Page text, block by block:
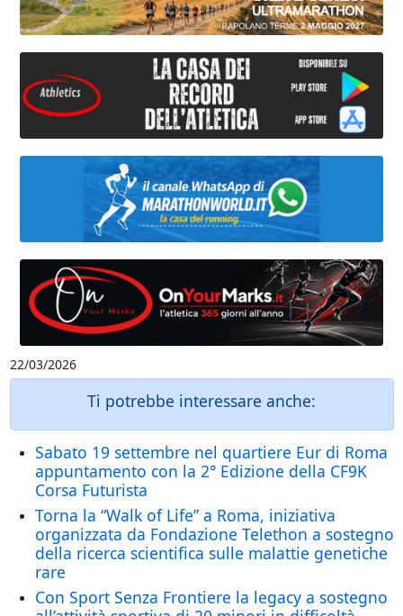
22/03/2026
Ti potrebbe interessare anche:
Sabato 19 settembre nel quartiere Eur di Roma
appuntamento con la 2° Edizione della CF9K
Corsa Futurista
Torna la “Walk of Life” a Roma, iniziativa
organizzata da Fondazione Telethon a sostegno
della ricerca scientifica sulle malattie genetiche
rare
Con Sport Senza Frontiere la legacy a sostegno